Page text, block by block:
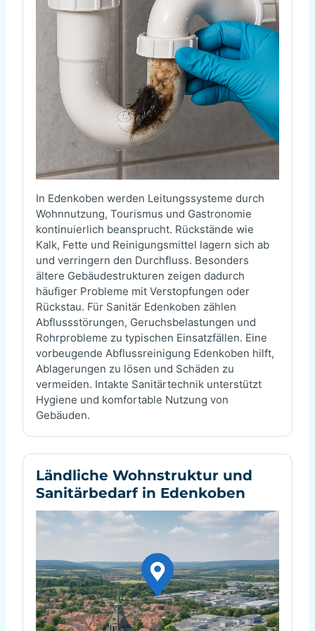
In Edenkoben werden Leitungssysteme durch
Wohnnutzung, Tourismus und Gastronomie
kontinuierlich beansprucht. Rückstände wie
Kalk, Fette und Reinigungsmittel lagern sich ab
und verringern den Durchfluss. Besonders
ältere Gebäudestrukturen zeigen dadurch
häufiger Probleme mit Verstopfungen oder
Rückstau. Für Sanitär Edenkoben zählen
Abflussstörungen, Geruchsbelastungen und
Rohrprobleme zu typischen Einsatzfällen. Eine
vorbeugende Abflussreinigung Edenkoben hilft,
Ablagerungen zu lösen und Schäden zu
vermeiden. Intakte Sanitärtechnik unterstützt
Hygiene und komfortable Nutzung von
Gebäuden.
Ländliche Wohnstruktur und
Sanitärbedarf in Edenkoben